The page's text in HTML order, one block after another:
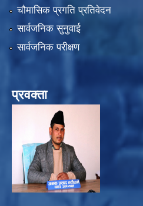
चौमासिक प्रगति प्रतिवेदन
सार्वजनिक सुनुवाई
सार्वजनिक परीक्षण
प्रवक्ता